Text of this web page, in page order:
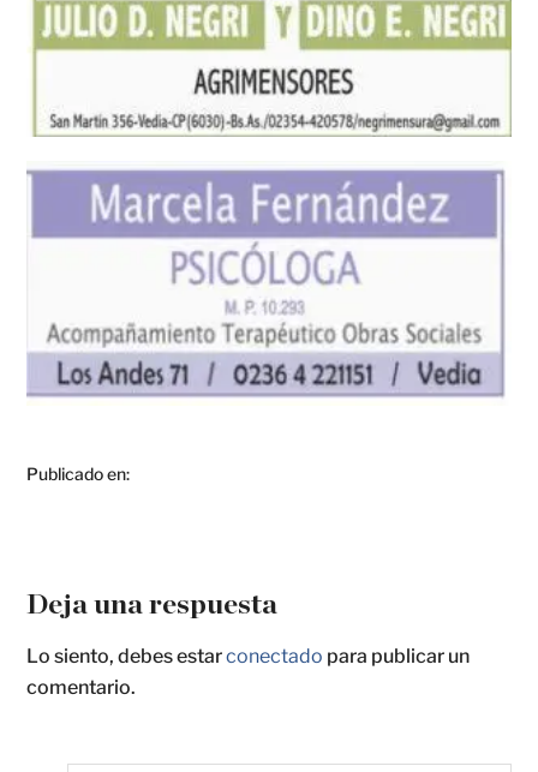
Publicado en:
Deja una respuesta
Lo siento, debes estarconectado para publicar un
comentario.